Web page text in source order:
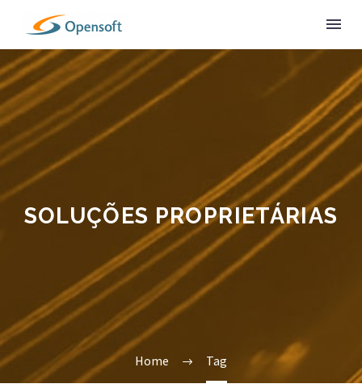
SOLUÇÕES PROPRIETÁRIAS
Home Tag